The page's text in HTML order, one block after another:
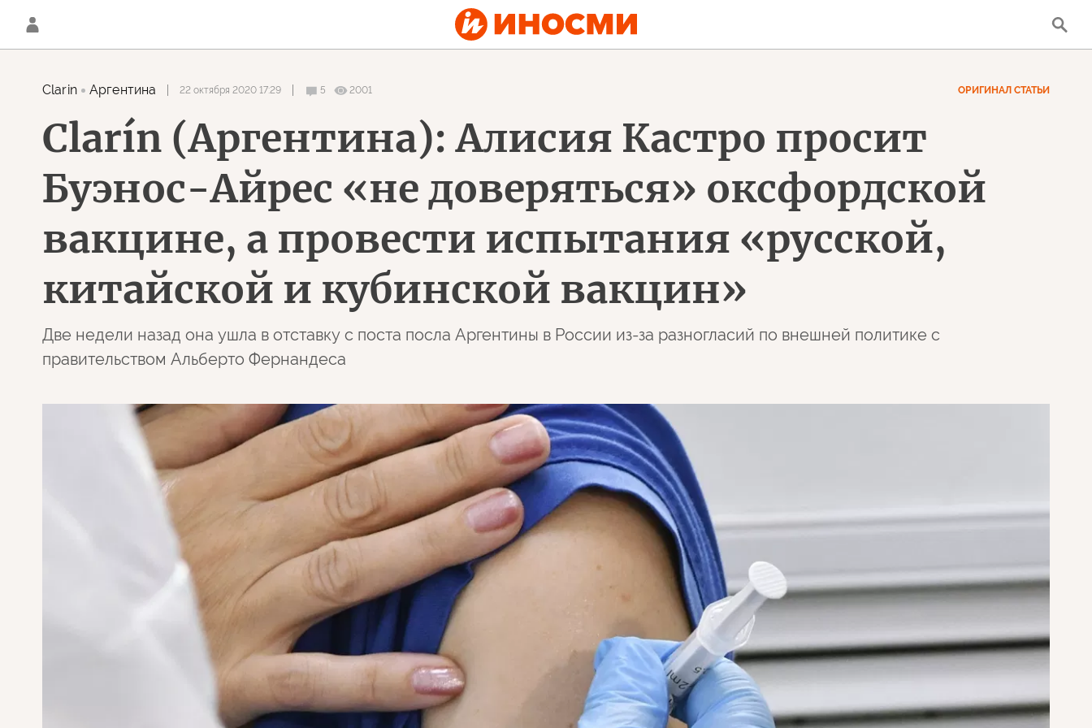
Clarin Аргентина 22 октября 2020 17:29 5 2001 ОРИГИНАЛ СТАТЬИ
Clarín (Аргентина): Алисия Кастро просит
Буэнос-Айрес «не доверяться» оксфордской
вакцине, а провести испытания «русской,
китайской и кубинской вакцин»
Две недели назад она ушла в отставку с поста посла Аргентины в России из-за разногласий по внешней политике c
правительством Альберто Фернандеса